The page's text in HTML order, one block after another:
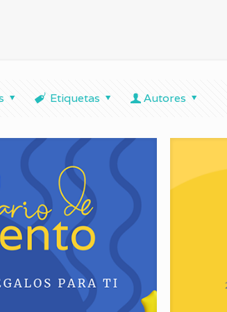
Etiquetas Autores